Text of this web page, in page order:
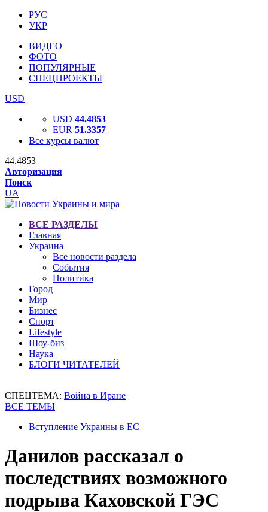
РУС
УКР
ВИДЕО
ФОТО
ПОПУЛЯРНЫЕ
СПЕЦПРОЕКТЫ
USD
USD 44.4853
EUR 51.3357
Все курсы валют
44.4853
Авторизация
Поиск
UA
ВСЕ РАЗДЕЛЫ
Главная
Украина
Все новости раздела
События
Политика
Город
Мир
Бизнес
Спорт
Lifestyle
Шоу-биз
Наука
БЛОГИ ЧИТАТЕЛЕЙ
СПЕЦТЕМА: Война в Иране
ВСЕ ТЕМЫ
Вступление Украины в ЕС
Данилов рассказал о
последствиях возможного
подрыва Каховской ГЭС